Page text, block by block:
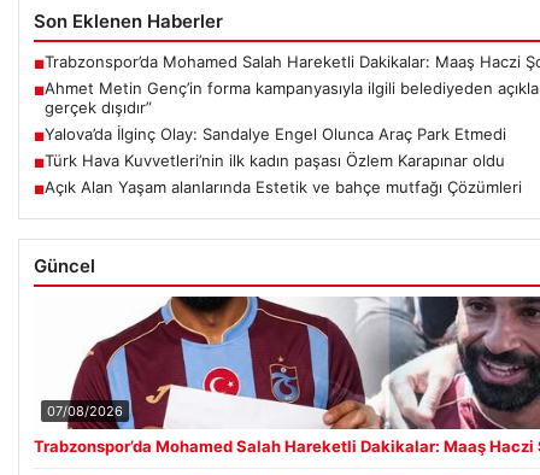
Son Eklenen Haberler
■Trabzonspor’da Mohamed Salah Hareketli Dakikalar: Maaş Haczi
■Ahmet Metin Genç’in forma kampanyasıyla ilgili belediyeden
gerçek dışıdır”
■Yalova’da İlginç Olay: Sandalye Engel Olunca Araç Park Etmedi
■Türk Hava Kuvvetleri’nin ilk kadın paşası Özlem Karapınar oldu
■Açık Alan Yaşam alanlarında Estetik ve bahçe mutfağı Çözümleri
Güncel
07/08/2026
Trabzonspor’da Mohamed Salah Hareketli Dakikalar: Maaş Haczi